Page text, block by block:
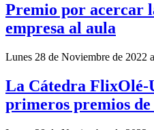
Premio por acercar
empresa al aula
Lunes 28 de Noviembre de 2022
La Cátedra FlixOlé-
primeros premios